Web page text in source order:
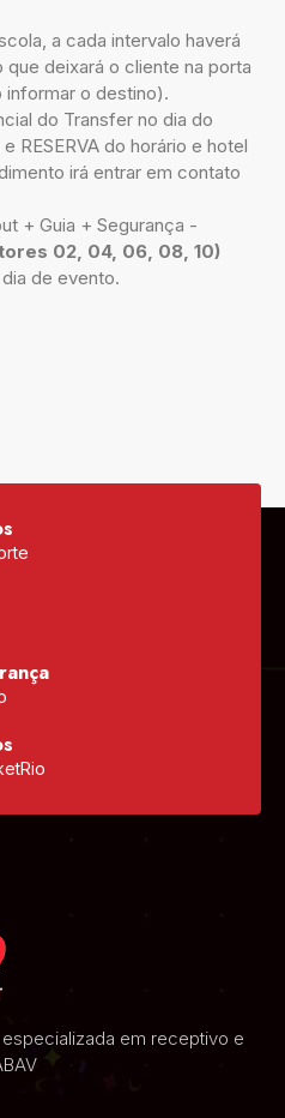
a cada intervalo haverá
que deixará o cliente na porta
o destino).
do Transfer no dia do
RESERVA do horário e hotel
irá entrar em contato
+ Guia + Segurança -
02, 04, 06, 08, 10)
de evento.
em receptivo e